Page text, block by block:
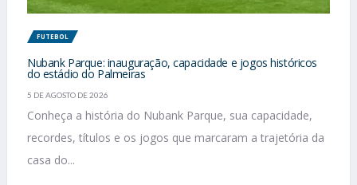
FUTEBOL
Nubank Parque: inauguração, capacidade e jogos históricos
do estádio do Palmeiras
5 DE AGOSTO DE 2026
Conheça a história do Nubank Parque, sua capacidade,
recordes, títulos e os jogos que marcaram a trajetória da
casa do...